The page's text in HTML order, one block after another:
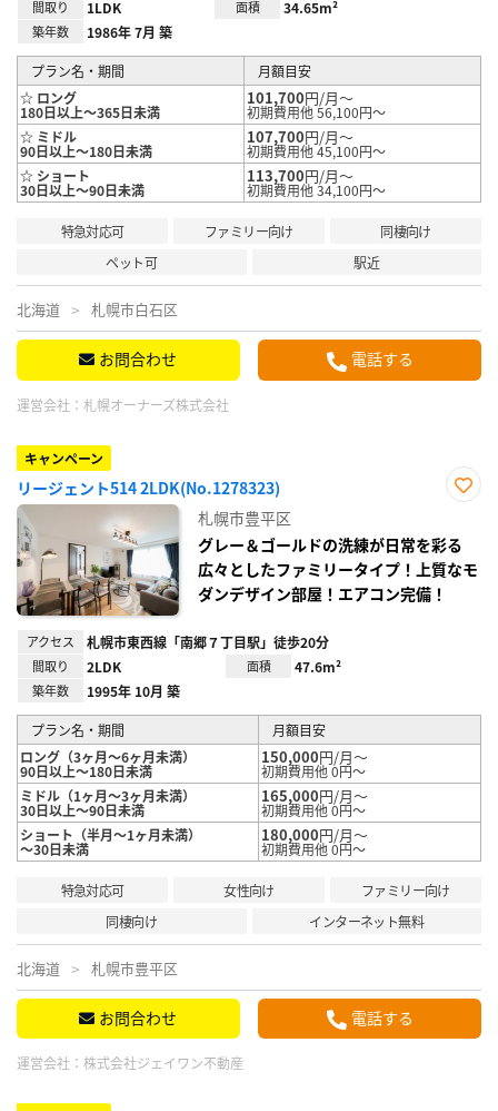
間取り 1LDK 面積 34.65m²
築年数 1986年 7月 築
プラン名・期間
月額目安
☆ ロング
180日以上～365日未満
101,700円/月～
初期費用他 56,100円～
☆ ミドル
90日以上～180日未満
107,700円/月～
初期費用他 45,100円～
☆ ショート
30日以上～90日未満
113,700円/月～
初期費用他 34,100円～
特急対応可 ファミリー向け
同棲向け
ペット可
駅近
北海道 札幌市白石区
お問合わせ 電話する
運営会社： 札幌オーナーズ株式会社
キャンペーン
リージェント514 2LDK(No.1278323)
り登
録
札幌市豊平区
グレー＆ゴールドの洗練が日常を彩る
広々としたファミリータイプ！上質なモ
ダンデザイン部屋！エアコン完備！
アクセス 札幌市東西線「南郷７丁目駅」徒歩20分
間取り 2LDK 面積 47.6m²
築年数 1995年 10月 築
プラン名・期間
月額目安
ロング（3ヶ月～6ヶ月未満）
90日以上～180日未満
150,000円/月～
初期費用他 0円～
ミドル（1ヶ月～3ヶ月未満）
30日以上～90日未満
165,000円/月～
初期費用他 0円～
ショート（半月～1ヶ月未満）
～30日未満
180,000円/月～
初期費用他 0円～
特急対応可 女性向け
ファミリー向け
同棲向け
インターネット無料
北海道 札幌市豊平区
お問合わせ 電話する
運営会社： 株式会社ジェイワン不動産